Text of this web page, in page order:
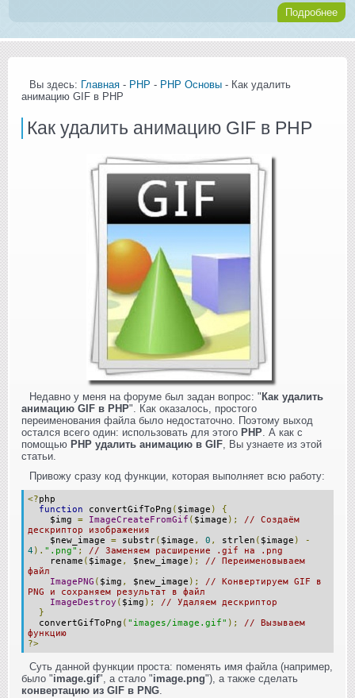
Подробнее
Вы здесь: Главная - PHP - PHP Основы - Как удалить
анимацию GIF в PHP
Как удалить анимацию GIF в PHP
Недавно у меня на форуме был задан вопрос: " Как удалить
анимацию GIF в PHP". Как оказалось, простого
переименования файла было недостаточно. Поэтому выход
остался всего один: использовать для этого PHP. А как с
помощью PHP удалить анимацию в GIF, Вы узнаете из этой
статьи.
Привожу сразу код функции, которая выполняет всю работу:
<?php
function convertGifToPng ( $image )
{
$img = ImageCreateFromGif ( $image );
// Создаём
дескриптор изображения
$new_image = substr( $image , 0 , strlen ( $image )
-
4 ). ".png" ;
// Заменяем расширение .gif на .png
rename ( $image , $new_image );
// Переименовываем
файл
ImagePNG ( $img , $new_image );
// Конвертируем GIF в
PNG и сохраняем результат в файл
ImageDestroy ( $img );
// Удаляем дескриптор
}
convertGifToPng ( "images/image.gif" );
// Вызываем
функцию
?>
Суть данной функции проста: поменять имя файла (например,
было "image.gif", а стало "image.png"), а также сделать
конвертацию из GIF в PNG.